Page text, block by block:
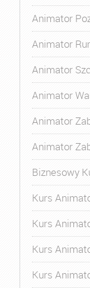
Animator
Animator
Animator
Animator
Animator
Animator
Biznesowy
Kurs
Kurs
Kurs
Kurs